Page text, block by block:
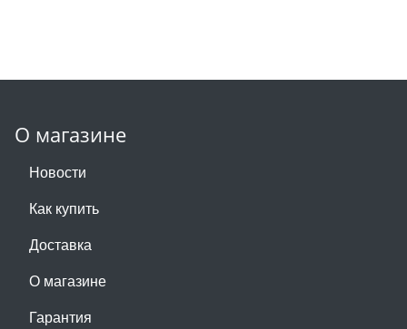
О магазине
Новости
Как купить
Доставка
О магазине
Гарантия